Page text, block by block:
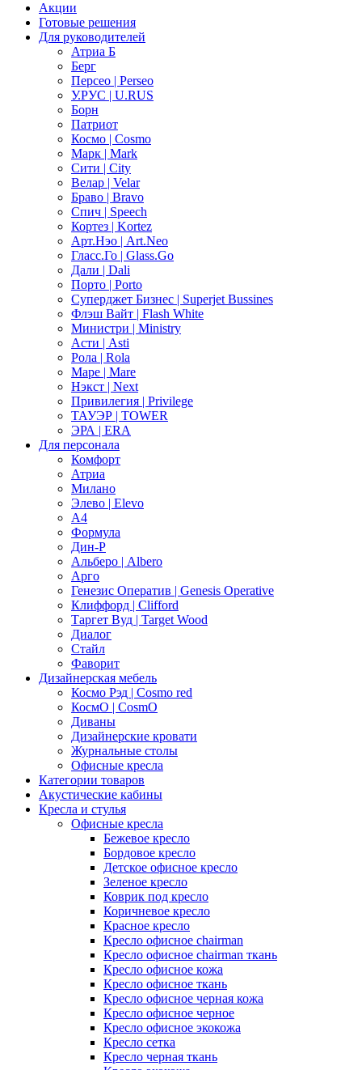
Акции
Готовые решения
Для руководителей
Атриа Б
Берг
Персео | Perseo
У.РУС | U.RUS
Борн
Патриот
Космо | Cosmo
Марк | Mark
Сити | City
Велар | Velar
Браво | Bravo
Спич | Speech
Кортез | Kortez
Арт.Нэо | Art.Neo
Гласс.Го | Glass.Go
Дали | Dali
Порто | Porto
Суперджет Бизнес | Superjet Bussines
Флэш Вайт | Flash White
Министри | Ministry
Асти | Asti
Рола | Rola
Маре | Mare
Нэкст | Next
Привилегия | Privilege
ТАУЭР | TOWER
ЭРА | ERA
Для персонала
Комфорт
Атриа
Милано
Элево | Elevo
А4
Формула
Дин-Р
Альберо | Albero
Арго
Генезис Оператив | Genesis Operative
Клиффорд | Clifford
Таргет Вуд | Target Wood
Диалог
Стайл
Фаворит
Дизайнерская мебель
Космо Рэд | Cosmo red
КосмО | CosmO
Диваны
Дизайнерские кровати
Журнальные столы
Офисные кресла
Категории товаров
Акустические кабины
Кресла и стулья
Офисные кресла
Бежевое кресло
Бордовое кресло
Детское офисное кресло
Зеленое кресло
Коврик под кресло
Коричневое кресло
Красное кресло
Кресло офисное chairman
Кресло офисное chairman ткань
Кресло офисное кожа
Кресло офисное ткань
Кресло офисное черная кожа
Кресло офисное черное
Кресло офисное экокожа
Кресло сетка
Кресло черная ткань